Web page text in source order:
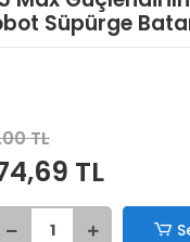
Süpürge
TL
TL